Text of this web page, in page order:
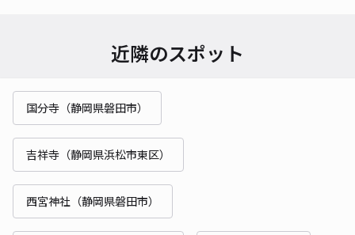
近隣のスポット
国分寺（静岡県磐田市）
吉祥寺（静岡県浜松市東区）
西宮神社（静岡県磐田市）